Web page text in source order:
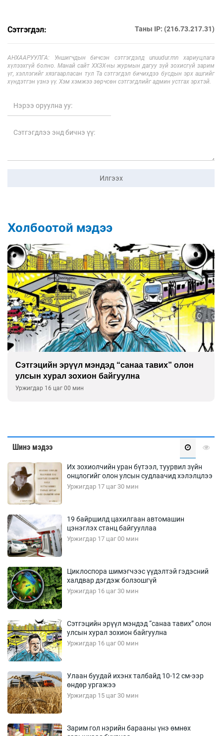
Сэтгэгдэл: Таны IP: (216.73.217.31)
АНХААРУУЛГА: Уншигчдын бичсэн сэтгэгдэлд unuudur.mn хариуцлага
хүлээхгүй болно. Манай сайт ХХЗХ-ны журмын дагуу зүй зохисгүй зарим
үг, хэллэгийг хязгаарласан тул Та сэтгэгдэл бичихдээ бусдын эрх ашгийг
хүндэтгэн үзнэ үү. Хэм хэмжээ зөрчсөн сэтгэгдлийг админ устгах эрхтэй.
Илгээх
Холбоотой мэдээ
Сэтгэцийн эрүүл мэндэд “санаа тавих” олон
улсын хурал зохион байгуулна
Уржигдар 16 цаг 00 мин
Шинэ мэдээ
Их зохиолчийн уран бүтээл, туурвил зүйн
онцлогийг олон улсын судлаачид хэлэлцлээ
Уржигдар 17 цаг 30 мин
19 байршилд цахилгаан автомашин
цэнэглэх станц байгууллаа
Уржигдар 17 цаг 00 мин
Циклоспора шимэгчээс үүдэлтэй гэдэсний
халдвар дэгдэж болзошгүй
Уржигдар 16 цаг 30 мин
Сэтгэцийн эрүүл мэндэд “санаа тавих” олон
улсын хурал зохион байгуулна
Уржигдар 16 цаг 00 мин
Улаан буудай ихэнх талбайд 10-12 см-ээр
өндөр ургажээ
Уржигдар 15 цаг 30 мин
Зарим гол нэрийн барааны үнэ өмнөх